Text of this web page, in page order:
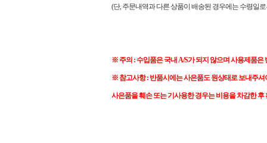
(단, 주문내역과 다른 상품이 배송된 경우에는 수령일
※ 주의 : 수입품은 국내 A/S가 되지 않으며 사용제품은
※ 참고사항 : 반품시에는 사은품도 원상태로 보내주
사은품을 훼손 또는 기사용한 경우는 비용을 차감한 후